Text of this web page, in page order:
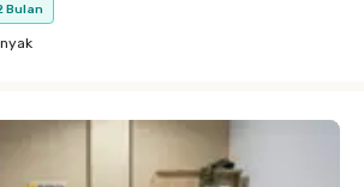
Bulan